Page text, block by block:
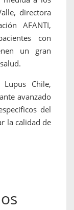
directora
AFANTI,
con
un gran
Chile,
avanzado
del
la calidad de